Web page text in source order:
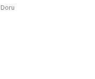
Doru